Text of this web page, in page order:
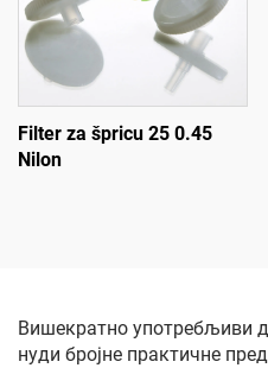
Filter za špricu 25 0.45
Nilon
Вишекратно употребљиви
нуди бројне практичне